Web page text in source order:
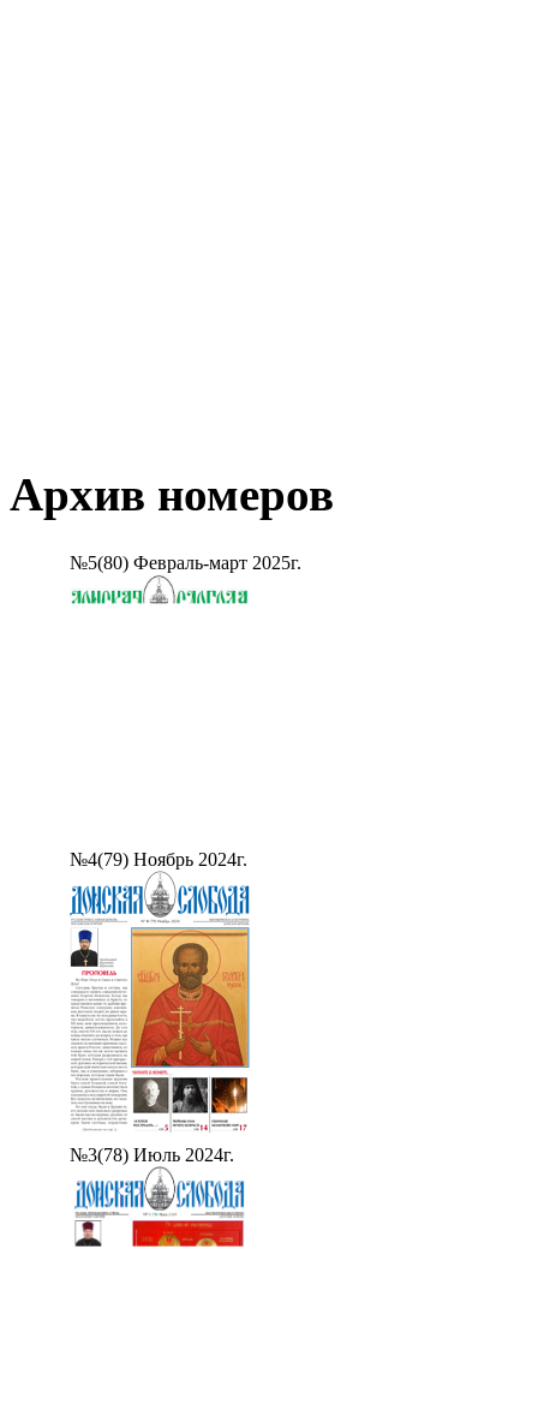
Архив номеров
№5(80) Февраль-март 2025г.
№4(79) Ноябрь 2024г.
№3(78) Июль 2024г.